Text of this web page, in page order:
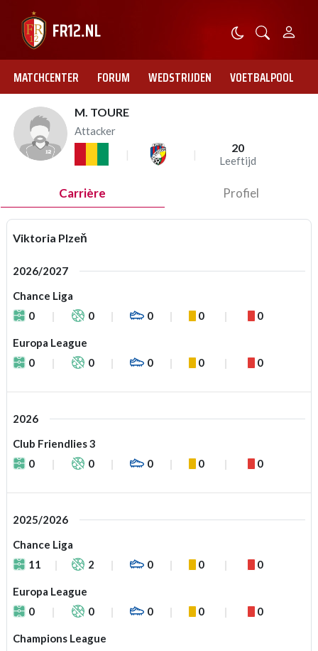
MATCHCENTER FORUM WEDSTRIJDEN VOETBALPOOL
M. TOURE
Attacker
20
Leeftijd
Carrière Profiel
Viktoria Plzeň
2026/2027
Chance Liga
0
0 0 0 0
Europa League
0
0 0 0 0
2026
Club Friendlies 3
0
0 0 0 0
2025/2026
Chance Liga
11
2 0 0 0
Europa League
0
0 0 0 0
Champions League